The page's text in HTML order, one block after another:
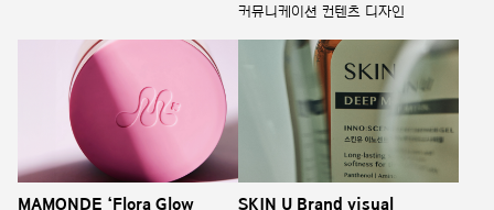
커뮤니케이션 컨텐츠 디자인
MAMONDE ‘Flora Glow
SKIN U Brand visual